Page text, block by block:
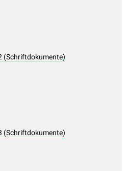
(Schriftdokumente)
(Schriftdokumente)